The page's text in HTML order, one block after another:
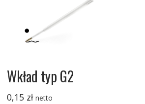
Wkład typ G2
0,15 zł netto